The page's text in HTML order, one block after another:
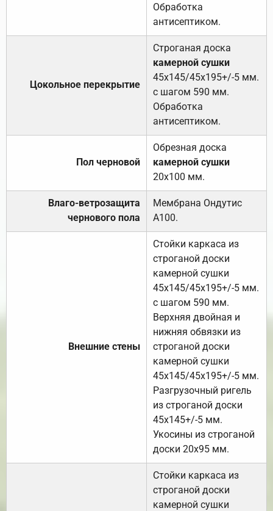
Обработка
антисептиком.
Цокольное перекрытие
Строганая доска
камерной сушки
45х145/45х195+/-5 мм.
с шагом 590 мм.
Обработка
антисептиком.
Пол черновой
Обрезная доска
камерной сушки
20х100 мм.
Влаго-ветрозащита
чернового пола
Мембрана Ондутис
А100.
Внешние стены
Стойки каркаса из
строганой доски
камерной сушки
45х145/45х195+/-5 мм.
с шагом 590 мм.
Верхняя двойная и
нижняя обвязки из
строганой доски
камерной сушки
45х145/45х195+/-5 мм.
Разгрузочный ригель
из строганой доски
45х145+/-5 мм.
Укосины из строганой
доски 20х95 мм.
Стойки каркаса из
строганой доски
камерной сушки